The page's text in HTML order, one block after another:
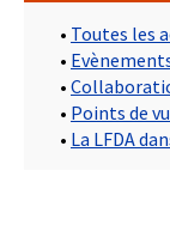
• Toutes les
•
•
• Points de
• La LFDA